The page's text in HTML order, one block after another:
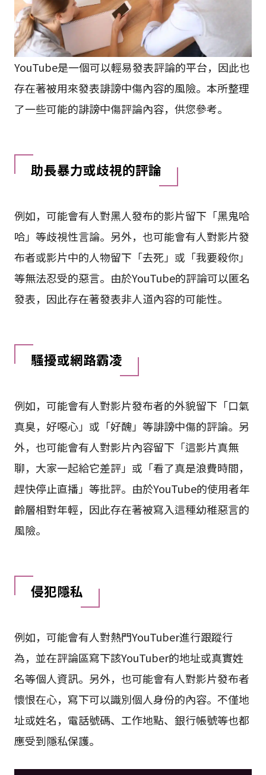
YouTube是一個可以輕易發表評論的平台，因此也
存在著被用來發表誹謗中傷內容的風險。本所整理
了一些可能的誹謗中傷評論內容，供您參考。
助長暴力或歧視的評論
例如，可能會有人對黑人發布的影片留下「黑鬼哈
哈」等歧視性言論。另外，也可能會有人對影片發
布者或影片中的人物留下「去死」或「我要殺你」
等無法忍受的惡言。由於YouTube的評論可以匿名
發表，因此存在著發表非人道內容的可能性。
騷擾或網路霸凌
例如，可能會有人對影片發布者的外貌留下「口氣
真臭，好噁心」或「好醜」等誹謗中傷的評論。另
外，也可能會有人對影片內容留下「這影片真無
聊，大家一起給它差評」或「看了真是浪費時間，
趕快停止直播」等批評。由於YouTube的使用者年
齡層相對年輕，因此存在著被寫入這種幼稚惡言的
風險。
侵犯隱私
例如，可能會有人對熱門YouTuber進行跟蹤行
為，並在評論區寫下該YouTuber的地址或真實姓
名等個人資訊。另外，也可能會有人對影片發布者
懷恨在心，寫下可以識別個人身份的內容。不僅地
址或姓名，電話號碼、工作地點、銀行帳號等也都
應受到隱私保護。